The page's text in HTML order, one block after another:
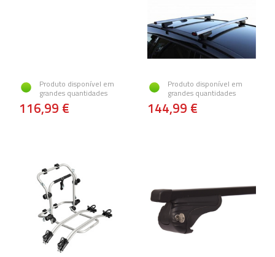
Produto disponível em
grandes quantidades
116,99 €
Produto disponível em
grandes quantidades
144,99 €